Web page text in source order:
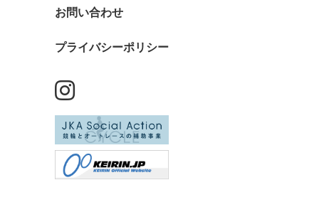
お問い合わせ
プライバシーポリシー